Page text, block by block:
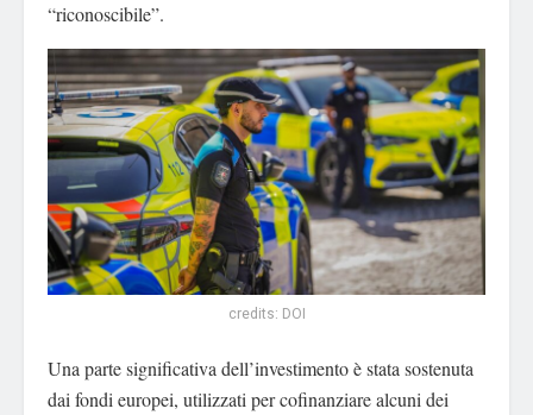
“riconoscibile”.
credits: DOI
Una parte significativa dell’investimento è stata sostenuta
dai fondi europei, utilizzati per cofinanziare alcuni dei